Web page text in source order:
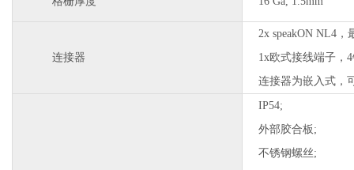
连接器
2x speakON NL4，
1x欧式接线端子，
连接器为嵌入式，
IP54;
外部胶合板;
不锈钢螺丝;